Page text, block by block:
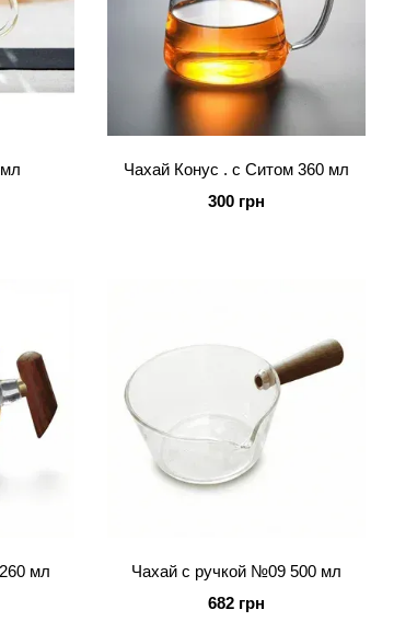
Чахай Конус . с Ситом 360 мл
300 грн
мл
Чахай с ручкой №09 500 мл
682 грн